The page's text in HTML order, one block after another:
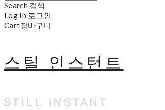
Search 검색
Log In 로그인
Cart장바구니
스틸 인스턴트